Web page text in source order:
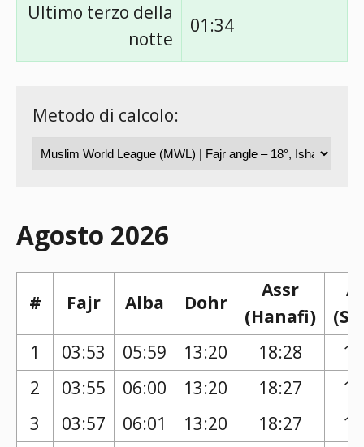
Ultimo terzo della
notte
01:34
Metodo di calcolo:
Agosto 2026
# Fajr Alba Dohr
Assr
(Hanafi)
1
03:53 05:59 13:20 18:28
2
03:55 06:00 13:20 18:27
3
03:57 06:01 13:20 18:27